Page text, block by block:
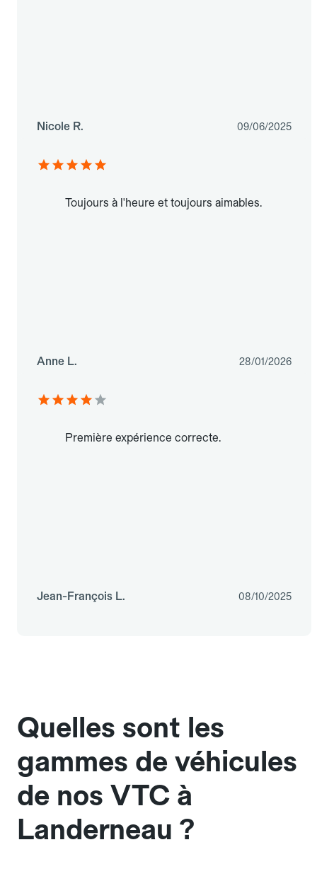
Nicole R. 09/06/2025
Toujours à l'heure et toujours aimables.
Anne L. 28/01/2026
Première expérience correcte.
Jean-François L. 08/10/2025
Quelles sont les
gammes de véhicules
de nos VTC à
Landerneau ?